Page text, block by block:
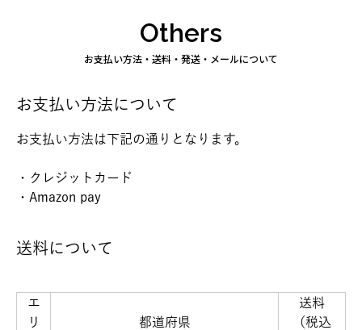
Others
お支払い方法・送料・発送・メールについて
お支払い方法について
お支払い方法は下記の通りとなります。
・クレジットカード
・Amazon pay
送料について
エ
リ
都道府県
送料
（税込